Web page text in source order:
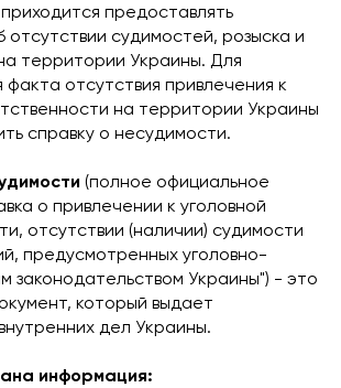
предоставлять
судимостей, розыска и
территории Украины. Для
отсутствия привлечения к
на территории Украины
справку о несудимости.
(полное официальное
о привлечении к уголовной
отсутствии (наличии) судимости
предусмотренных уголовно-
законодательством Украины") - это
который выдает
дел Украины.
информация: